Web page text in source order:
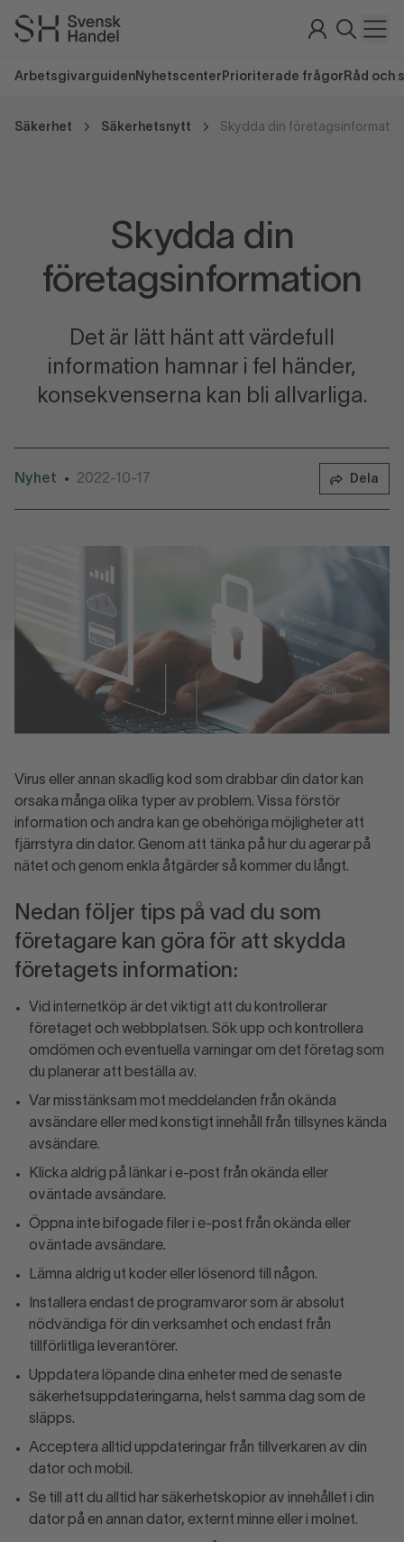
Arbetsgivarguiden Nyhetscenter Prioriterade frågor Råd och
Säkerhet Säkerhetsnytt Skydda din
Skydda din
företagsinformation
Det är lätt hänt att värdefull
information hamnar i fel händer,
konsekvenserna kan bli allvarliga.
Nyhet • 2022-10-17 Dela
Virus eller annan skadlig kod som drabbar din dator kan
orsaka många olika typer av problem. Vissa förstör
information och andra kan ge obehöriga möjligheter att
fjärrstyra din dator. Genom att tänka på hur du agerar på
nätet och genom enkla åtgärder så kommer du långt.
Nedan följer tips på vad du som
företagare kan göra för att skydda
företagets information:
Vid internetköp är det viktigt att du kontrollerar
företaget och webbplatsen. Sök upp och kontrollera
omdömen och eventuella varningar om det företag som
du planerar att beställa av.
Var misstänksam mot meddelanden från okända
avsändare eller med konstigt innehåll från tillsynes kända
avsändare.
Klicka aldrig på länkar i e-post från okända eller
oväntade avsändare.
Öppna inte bifogade filer i e-post från okända eller
oväntade avsändare.
Lämna aldrig ut koder eller lösenord till någon.
Installera endast de programvaror som är absolut
nödvändiga för din verksamhet och endast från
tillförlitliga leverantörer.
Uppdatera löpande dina enheter med de senaste
säkerhetsuppdateringarna, helst samma dag som de
släpps.
Acceptera alltid uppdateringar från tillverkaren av din
dator och mobil.
Se till att du alltid har säkerhetskopior av innehållet i din
dator på en annan dator, externt minne eller i molnet.